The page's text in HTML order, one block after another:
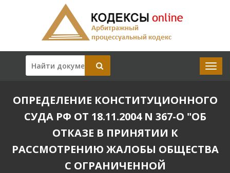
ОПРЕДЕЛЕНИЕ КОНСТИТУЦИОННОГО
СУДА РФ ОТ 18.11.2004 N 367-О "ОБ
ОТКАЗЕ В ПРИНЯТИИ К
РАССМОТРЕНИЮ ЖАЛОБЫ ОБЩЕСТВА
С ОГРАНИЧЕННОЙ